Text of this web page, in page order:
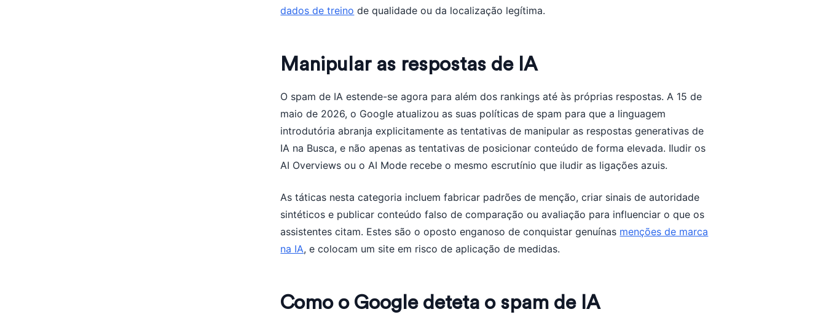
dados de treino de qualidade ou da localização legítima.
Manipular as respostas de IA
O spam de IA estende-se agora para além dos rankings até às próprias respostas. A 15 de
maio de 2026, o Google atualizou as suas políticas de spam para que a linguagem
introdutória abranja explicitamente as tentativas de manipular as respostas generativas de
IA na Busca, e não apenas as tentativas de posicionar conteúdo de forma elevada. Iludir os
AI Overviews ou o AI Mode recebe o mesmo escrutínio que iludir as ligações azuis.
As táticas nesta categoria incluem fabricar padrões de menção, criar sinais de autoridade
sintéticos e publicar conteúdo falso de comparação ou avaliação para influenciar o que os
assistentes citam. Estes são o oposto enganoso de conquistar genuínas menções de marca
na IA, e colocam um site em risco de aplicação de medidas.
Como o Google deteta o spam de IA